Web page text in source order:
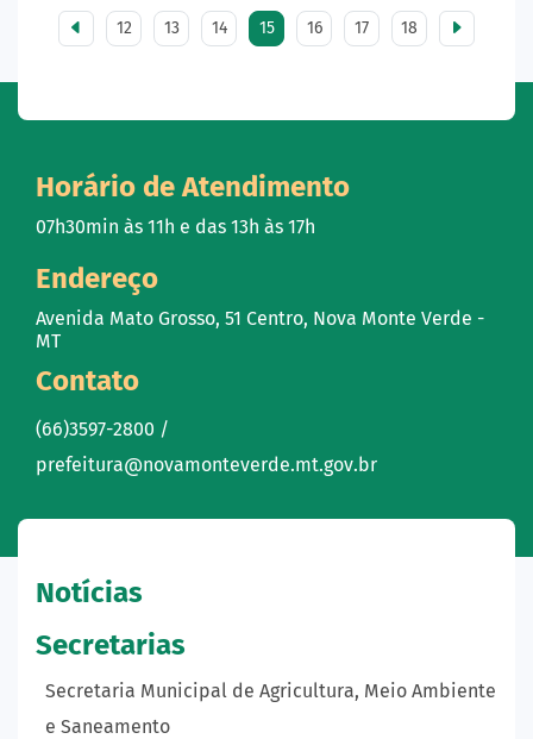
12 13 14 15 16 17 18
Horário de Atendimento
07h30min às 11h e das 13h às 17h
Endereço
Avenida Mato Grosso, 51 Centro, Nova Monte Verde -
MT
Contato
(66)3597-2800 /
prefeitura@novamonteverde.mt.gov.br
Notícias
Secretarias
Secretaria Municipal de Agricultura, Meio Ambiente
e Saneamento